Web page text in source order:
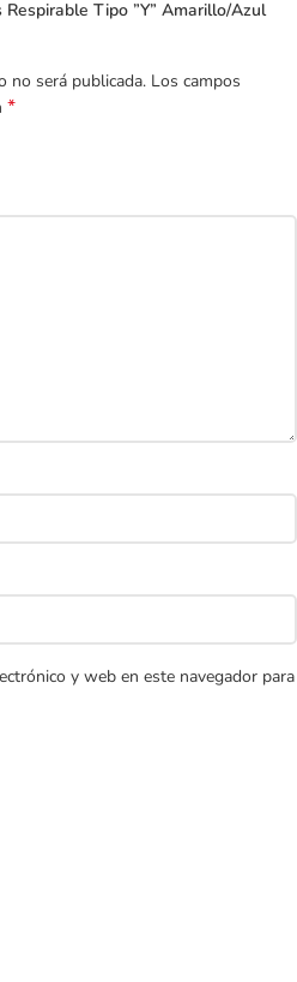
Tipo ”Y” Amarillo/Azul
no será publicada. Los campos
*
y web en este navegador para